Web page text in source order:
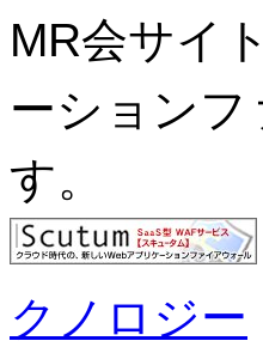
MR会サイ
ーション
す。
クノロジー